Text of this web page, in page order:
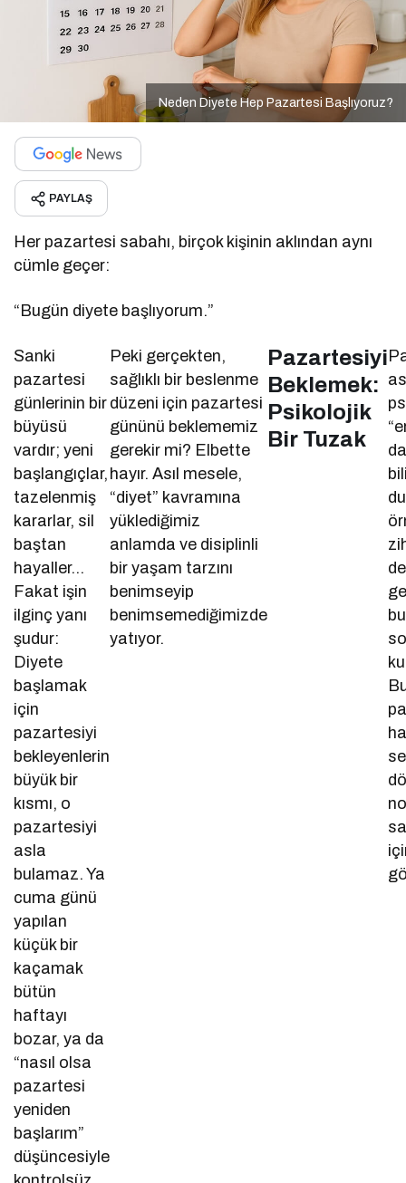
Neden Diyete Hep Pazartesi Başlıyoruz?
PAYLAŞ
Her pazartesi sabahı, birçok kişinin aklından aynı
cümle geçer:
“Bugün diyete başlıyorum.”
Sanki
pazartesi
günlerinin bir
büyüsü
vardır; yeni
başlangıçlar,
tazelenmiş
kararlar, sil
baştan
hayaller…
Fakat işin
ilginç yanı
şudur:
Diyete
başlamak
için
pazartesiyi
bekleyenlerin
büyük bir
kısmı, o
pazartesiyi
asla
bulamaz. Ya
cuma günü
yapılan
küçük bir
kaçamak
bütün
haftayı
bozar, ya da
“nasıl olsa
pazartesi
yeniden
başlarım”
düşüncesiyle
Peki gerçekten,
sağlıklı bir beslenme
düzeni için pazartesi
gününü beklememiz
gerekir mi? Elbette
hayır. Asıl mesele,
“diyet” kavramına
yüklediğimiz
anlamda ve disiplinli
bir yaşam tarzını
benimseyip
benimsemediğimizde
yatıyor.
Pazartesiyi
Beklemek:
Psikolojik
Bir Tuzak